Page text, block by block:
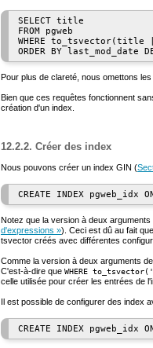
SELECT title
FROM pgweb
WHERE
Pour plus de clareté, nous omettons
Bien que ces requêtes fonctionnent
création d'un index.
12.2.2. Créer des index
Nous pouvons créer un index GIN (
Notez que la version à deux arguments
d'expressions »). Ceci est dû au fait
tsvector créés avec différentes
Comme la version à deux arguments de
C'est-à-dire que WHERE
celle utilisée pour créer les entrées de
Il est possible de configurer des index